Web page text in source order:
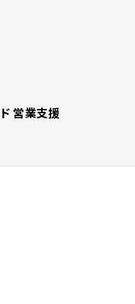
営業支援